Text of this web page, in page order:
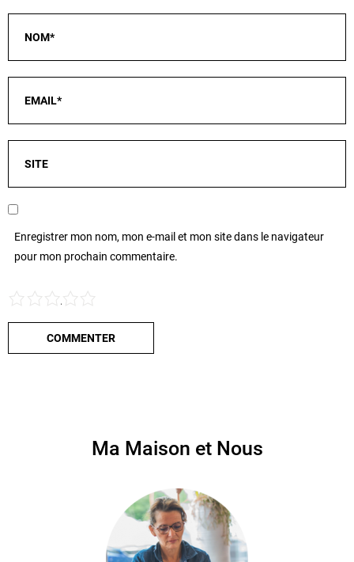
Enregistrer mon nom, mon e-mail et mon site dans le navigateur
pour mon prochain commentaire.
5
4
3
2
Ma Maison et Nous